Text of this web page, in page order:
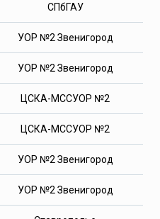
СПбГАУ
УОР №2 Звенигород
УОР №2 Звенигород
ЦСКА-МССУОР №2
ЦСКА-МССУОР №2
УОР №2 Звенигород
УОР №2 Звенигород